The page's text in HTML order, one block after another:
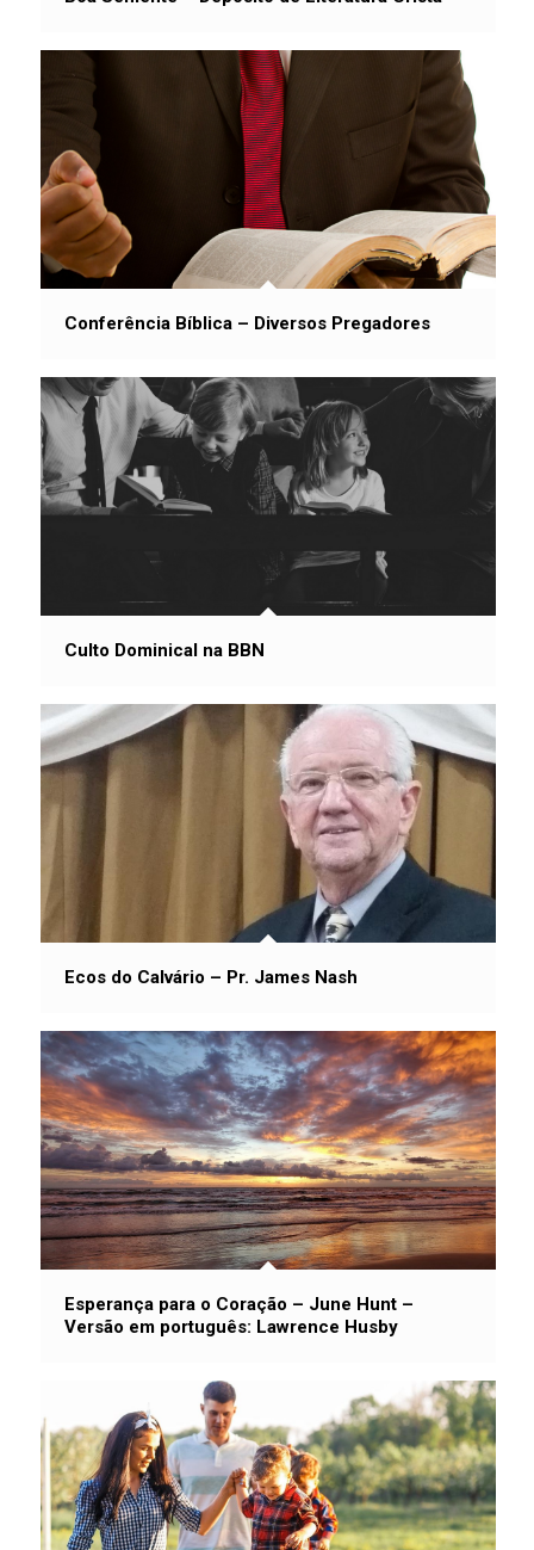
Conferência Bíblica – Diversos Pregadores
Culto Dominical na BBN
Ecos do Calvário – Pr. James Nash
Esperança para o Coração – June Hunt –
Versão em português: Lawrence Husby